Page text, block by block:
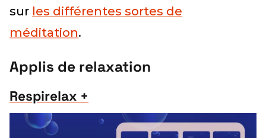
sur les différentes sortes de
méditation.
Applis de relaxation
Respirelax +